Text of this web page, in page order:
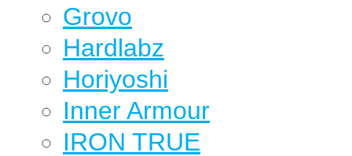
Grovo
Hardlabz
Horiyoshi
Inner Armour
IRON TRUE